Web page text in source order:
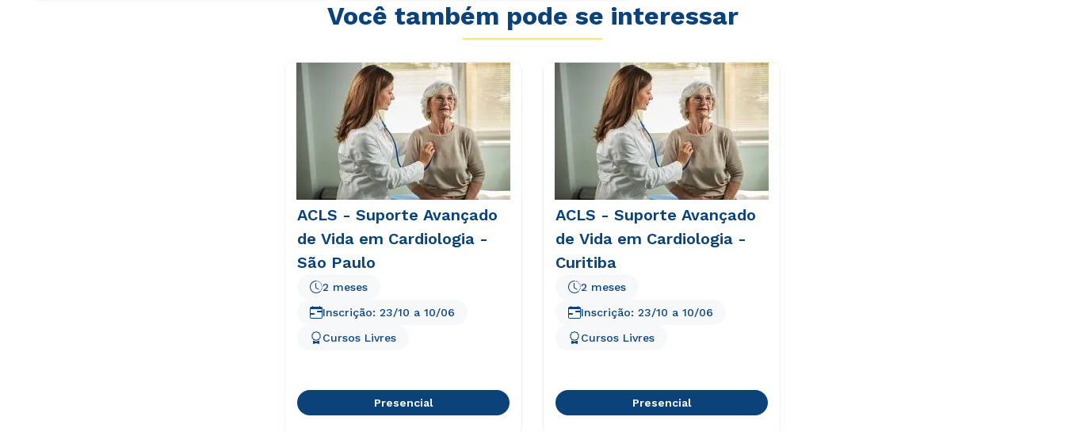
Você também pode se interessar
ACLS - Suporte Avançado
de Vida em Cardiologia -
São Paulo
2 meses
Cursos Livres
Inscrição: 23/10 a 10/06
Presencial
ACLS - Suporte Avançado
de Vida em Cardiologia -
Curitiba
2 meses
Cursos Livres
Inscrição: 23/10 a 10/06
Presencial